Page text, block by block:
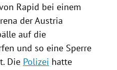
Rapid bei einem
derAustria
auf die
und so eine Sperre
Die Polizei hatte